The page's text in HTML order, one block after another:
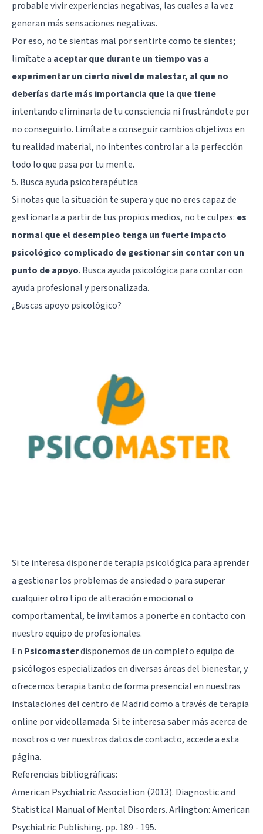
probable vivir experiencias negativas, las cuales a la vez
generan más sensaciones negativas.
Por eso, no te sientas mal por sentirte como te sientes;
limítate a aceptar que durante un tiempo vas a
experimentar un cierto nivel de malestar, al que no
deberías darle más importancia que la que tiene
intentando eliminarla de tu consciencia ni frustrándote por
no conseguirlo. Limítate a conseguir cambios objetivos en
tu realidad material, no intentes controlar a la perfección
todo lo que pasa por tu mente.
5. Busca ayuda psicoterapéutica
Si notas que la situación te supera y que no eres capaz de
gestionarla a partir de tus propios medios, no te culpes: es
normal que el desempleo tenga un fuerte impacto
psicológico complicado de gestionar sin contar con un
punto de apoyo. Busca ayuda psicológica para contar con
ayuda profesional y personalizada.
¿Buscas apoyo psicológico?
Si te interesa disponer de terapia psicológica para aprender
a gestionar los problemas de ansiedad o para superar
cualquier otro tipo de alteración emocional o
comportamental, te invitamos a ponerte en contacto con
nuestro equipo de profesionales.
En Psicomasterdisponemos de un completo equipo de
psicólogos especializados en diversas áreas del bienestar, y
ofrecemos terapia tanto de forma presencial en nuestras
instalaciones del centro de Madrid como a través de terapia
online por videollamada. Si te interesa saber más acerca de
nosotros o ver nuestros datos de contacto, accede aesta
página.
Referencias bibliográficas:
American Psychiatric Association (2013). Diagnostic and
Statistical Manual of Mental Disorders. Arlington: American
Psychiatric Publishing. pp. 189 - 195.